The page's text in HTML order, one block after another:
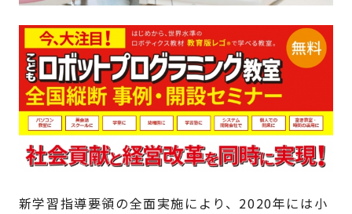
新学習指導要領の全面実施により、2020年には小